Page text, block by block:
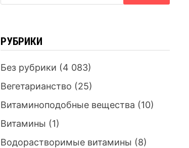
РУБРИКИ
Без рубрики (4 083)
Вегетарианство (25)
Витаминоподобные вещества (10)
Витамины (1)
Водорастворимые витамины (8)